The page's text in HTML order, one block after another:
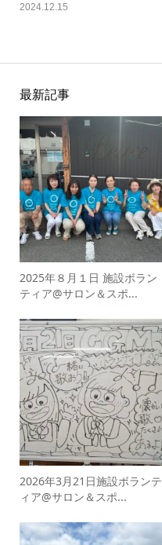
2024.12.15
最新記事
2025年８月１日 施設ボラン
ティア@サロン＆スポ...
2026年3月21日施設ボランテ
ィア@サロン＆スポ...